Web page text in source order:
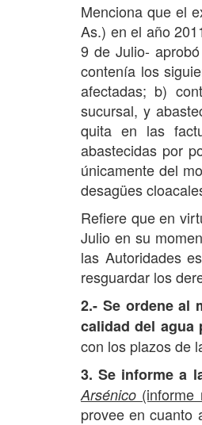
Menciona que el
As.) en el año
9 de Julio-
contenía los
afectadas; b)
sucursal, y
quita en las
abastecidas por
únicamente del
desagües
Refiere que en
Julio en su
las Autoridades
resguardar los
2.- Se ordene al
calidad del agua
con los plazos de
3. Se informe a
Arsénico (informe
provee en cuanto